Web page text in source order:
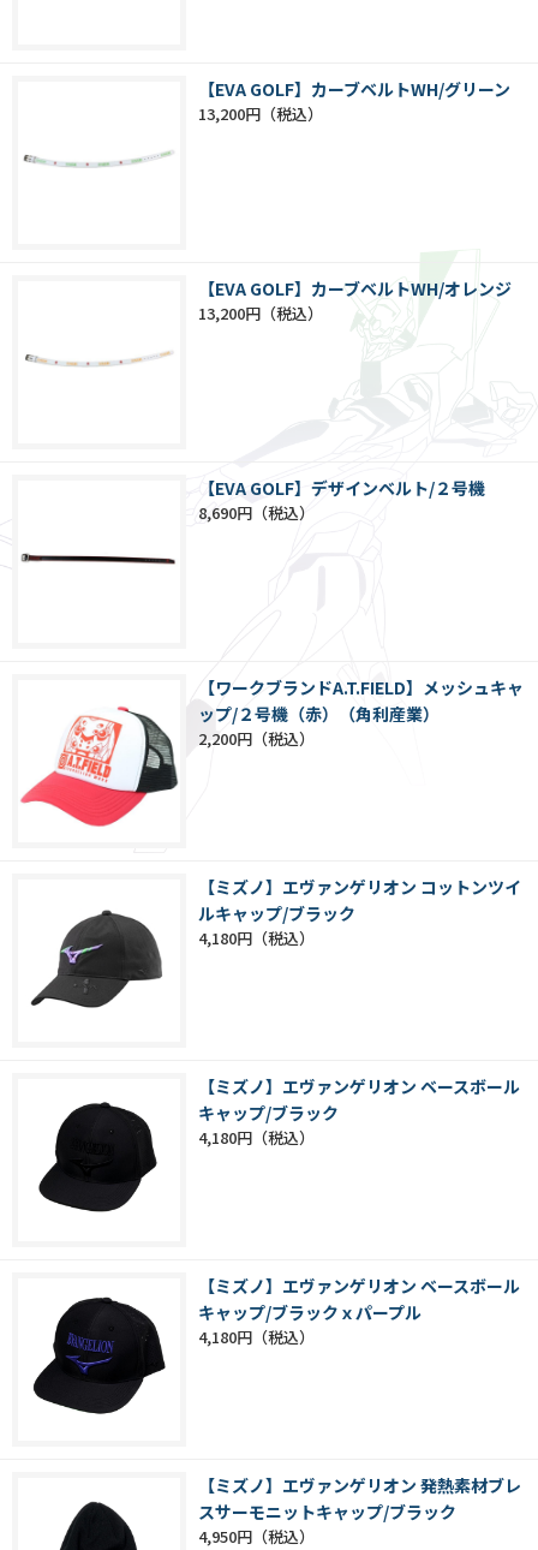
【EVA GOLF】カーブベルトWH/グリーン
13,200円
【EVA GOLF】カーブベルトWH/オレンジ
13,200円
【EVA GOLF】デザインベルト/２号機
8,690円
【ワークブランドA.T.FIELD】メッシュキャ
ップ/２号機（赤）（角利産業）
2,200円
【ミズノ】エヴァンゲリオン コットンツイ
ルキャップ/ブラック
4,180円
【ミズノ】エヴァンゲリオン ベースボール
キャップ/ブラック
4,180円
【ミズノ】エヴァンゲリオン ベースボール
キャップ/ブラックｘパープル
4,180円
【ミズノ】エヴァンゲリオン 発熱素材ブレ
スサーモニットキャップ/ブラック
4,950円